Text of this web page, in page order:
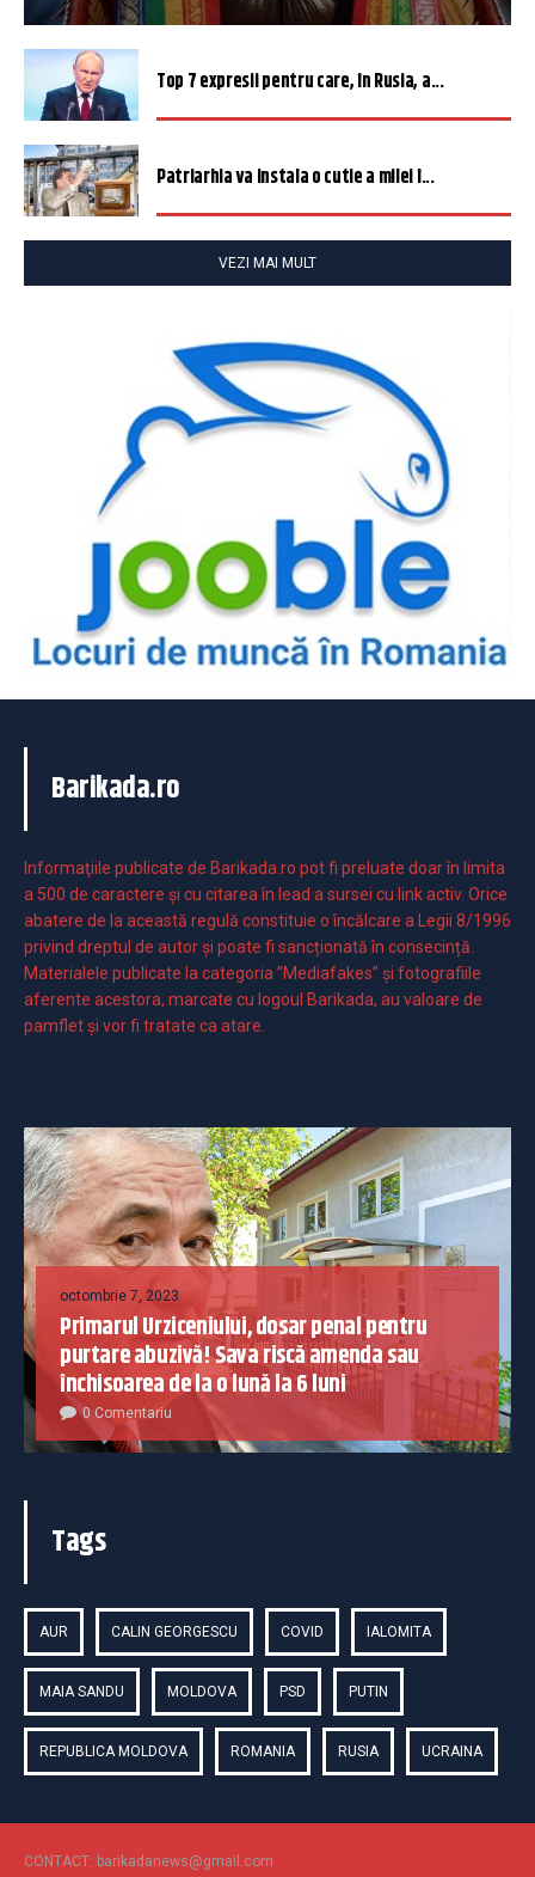
Top 7 expresii pentru care, în Rusia, a...
Patriarhia va instala o cutie a milei î...
VEZI MAI MULT
Barikada.ro
Informaţiile publicate de Barikada.ro pot fi preluate doar în limita
a 500 de caractere şi cu citarea în lead a sursei cu link activ. Orice
abatere de la această regulă constituie o încălcare a Legii 8/1996
privind dreptul de autor și poate fi sancționată în consecință.
Materialele publicate la categoria ”Mediafakes” și fotografiile
aferente acestora, marcate cu logoul Barikada, au valoare de
pamflet și vor fi tratate ca atare.
octombrie 7, 2023
Primarul Urziceniului, dosar penal pentru
purtare abuzivă! Sava riscă amenda sau
închisoarea de la o lună la 6 luni
0 Comentariu
Tags
AUR CALIN GEORGESCU COVID IALOMITA
MAIA SANDU MOLDOVA PSD PUTIN
REPUBLICA MOLDOVA ROMANIA RUSIA UCRAINA
CONTACT: barikadanews@gmail.com